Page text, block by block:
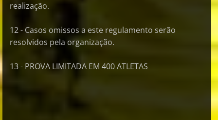
realização.
12 - Casos omissos a este regulamento serão
resolvidos pela organização.
13 - PROVA LIMITADA EM 400 ATLETAS